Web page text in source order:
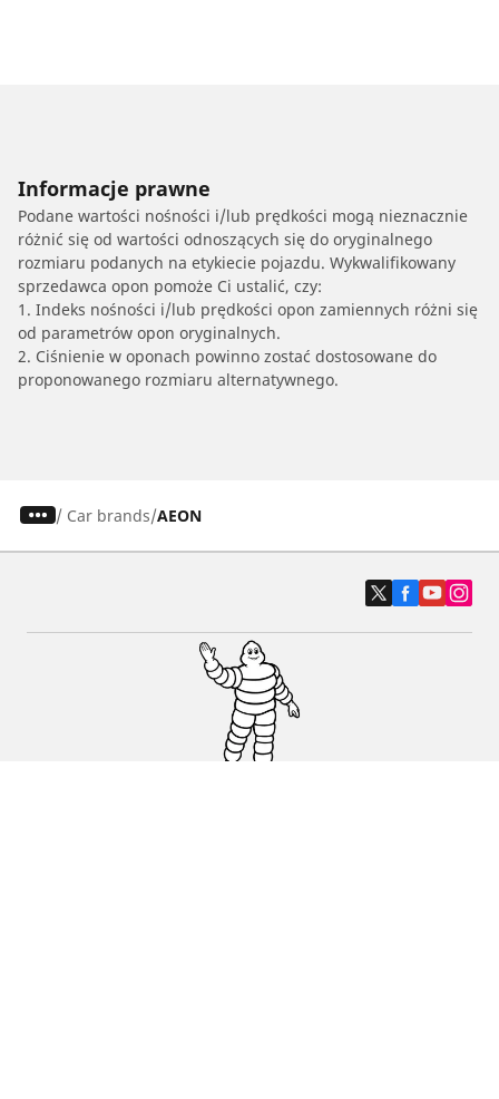
Informacje prawne
Podane wartości nośności i/lub prędkości mogą nieznacznie
różnić się od wartości odnoszących się do oryginalnego
rozmiaru podanych na etykiecie pojazdu. Wykwalifikowany
sprzedawca opon pomoże Ci ustalić, czy:
1. Indeks nośności i/lub prędkości opon zamiennych różni się
od parametrów opon oryginalnych.
2. Ciśnienie w oponach powinno zostać dostosowane do
proponowanego rozmiaru alternatywnego.
/ Car brands AEON